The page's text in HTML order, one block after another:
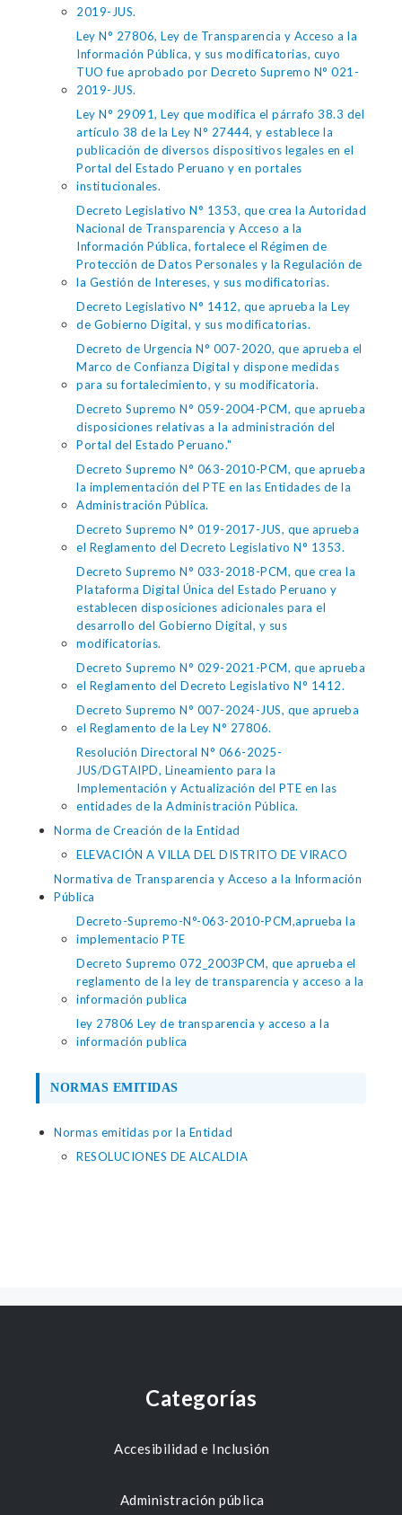
2019-JUS.
Ley N° 27806, Ley de Transparencia y Acceso a la
Información Pública, y sus modificatorias, cuyo
TUO fue aprobado por Decreto Supremo N° 021-
2019-JUS.
Ley N° 29091, Ley que modifica el párrafo 38.3 del
artículo 38 de la Ley N° 27444, y establece la
publicación de diversos dispositivos legales en el
Portal del Estado Peruano y en portales
institucionales.
Decreto Legislativo N° 1353, que crea la Autoridad
Nacional de Transparencia y Acceso a la
Información Pública, fortalece el Régimen de
Protección de Datos Personales y la Regulación de
la Gestión de Intereses, y sus modificatorias.
Decreto Legislativo N° 1412, que aprueba la Ley
de Gobierno Digital, y sus modificatorias.
Decreto de Urgencia N° 007-2020, que aprueba el
Marco de Confianza Digital y dispone medidas
para su fortalecimiento, y su modificatoria.
Decreto Supremo N° 059-2004-PCM, que aprueba
disposiciones relativas a la administración del
Portal del Estado Peruano."
Decreto Supremo N° 063-2010-PCM, que aprueba
la implementación del PTE en las Entidades de la
Administración Pública.
Decreto Supremo N° 019-2017-JUS, que aprueba
el Reglamento del Decreto Legislativo N° 1353.
Decreto Supremo N° 033-2018-PCM, que crea la
Plataforma Digital Única del Estado Peruano y
establecen disposiciones adicionales para el
desarrollo del Gobierno Digital, y sus
modificatorias.
Decreto Supremo N° 029-2021-PCM, que aprueba
el Reglamento del Decreto Legislativo N° 1412.
Decreto Supremo N° 007-2024-JUS, que aprueba
el Reglamento de la Ley N° 27806.
Resolución Directoral N° 066-2025-
JUS/DGTAIPD, Lineamiento para la
Implementación y Actualización del PTE en las
entidades de la Administración Pública.
Norma de Creación de la Entidad
ELEVACIÓN A VILLA DEL DISTRITO DE VIRACO
Normativa de Transparencia y Acceso a la Información
Pública
Decreto-Supremo-N°-063-2010-PCM,aprueba la
implementacio PTE
Decreto Supremo 072_2003PCM, que aprueba el
reglamento de la ley de transparencia y acceso a la
información publica
ley 27806 Ley de transparencia y acceso a la
información publica
NORMAS EMITIDAS
Normas emitidas por la Entidad
RESOLUCIONES DE ALCALDIA
Categorías
Accesibilidad e Inclusión
Administración pública